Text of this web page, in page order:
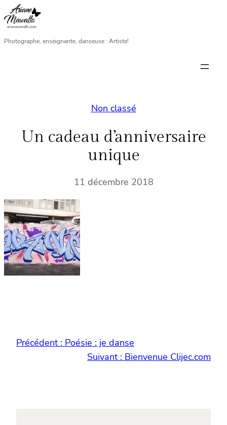
Aller
au
contenu
Photographe, enseignante, danseuse : Artiste!
Non classé
Un cadeau d’anniversaire
unique
11 décembre 2018
Précédent : Poésie : je danse
Suivant : Bienvenue Clijec.com